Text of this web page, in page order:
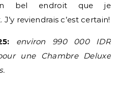
bel endroit que je
reviendrais c’est certain!
environ 990 000 IDR
une Chambre Deluxe